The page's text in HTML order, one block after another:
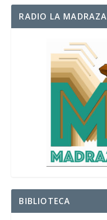
RADIO LA MADRAZA
BIBLIOTECA